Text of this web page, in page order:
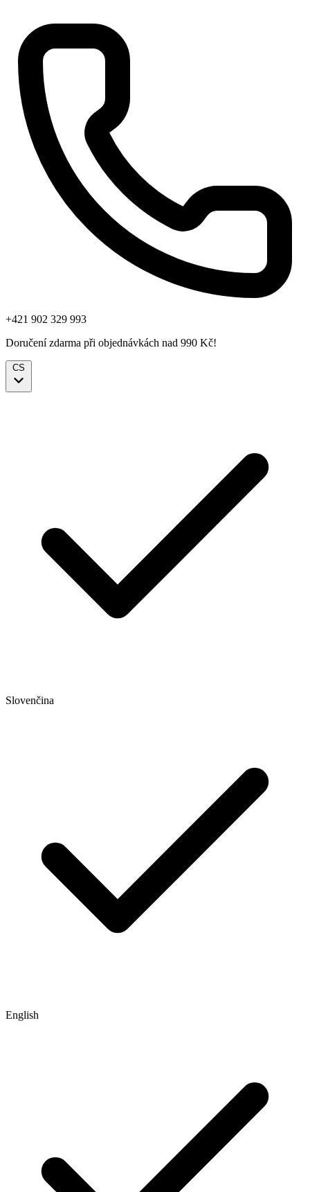
+421 902 329 993
Doručení zdarma při objednávkách nad 990 Kč!
CS
Slovenčina
English